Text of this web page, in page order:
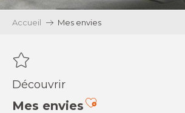
Accueil Mes envies
Découvrir
Mes enviesAjouter aux